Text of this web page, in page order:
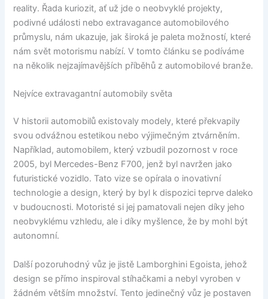
reality. Řada kuriozit, ať už jde o neobvyklé projekty,
podivné události nebo extravagance automobilového
průmyslu, nám ukazuje, jak široká je paleta možností, které
nám svět motorismu nabízí. V tomto článku se podíváme
na několik nejzajímavějších příběhů z automobilové branže.
Nejvíce extravagantní automobily světa
V historii automobilů existovaly modely, které překvapily
svou odvážnou estetikou nebo výjimečným ztvárněním.
Například, automobilem, který vzbudil pozornost v roce
2005, byl Mercedes-Benz F700, jenž byl navržen jako
futuristické vozidlo. Tato vize se opírala o inovativní
technologie a design, který by byl k dispozici teprve daleko
v budoucnosti. Motoristé si jej pamatovali nejen díky jeho
neobvyklému vzhledu, ale i díky myšlence, že by mohl být
autonomní.
Další pozoruhodný vůz je jistě Lamborghini Egoista, jehož
design se přímo inspiroval stíhačkami a nebyl vyroben v
žádném větším množství. Tento jedinečný vůz je postaven